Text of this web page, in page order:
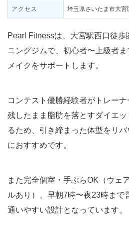
アクセス 埼玉県さいたま市大
Pearl Fitnessは、大宮駅西口徒
ニングジムで、初心者〜上級者
メイクをサポートします。
コンテスト優勝経験者がトレー
残したまま脂肪を落とすダイエ
るため、引き締まった体型をリ
におすすめです。
また完全個室・手ぶらOK（ウェ
ルあり）、早朝7時〜夜23時まで
通いやすい設計となっています。